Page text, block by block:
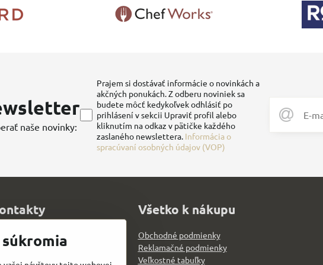
naše novinky:
Prajem si dostávať informácie o novinkách a
akčných ponukách. Z odberu noviniek sa
budete môcť kedykoľvek odhlásiť po
prihlásení v sekcii Upraviť profil alebo
kliknutím na odkaz v pätičke každého
zaslaného newslettera. Informácia o
spracúvaní osobných údajov (VOP)
Všetko k nákupu
Obchodné podmienky
Reklamačné podmienky
Veľkostné tabuľky